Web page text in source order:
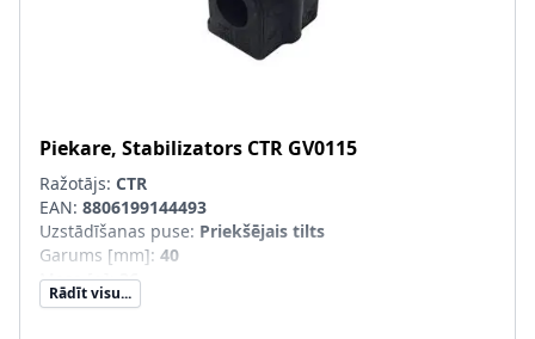
Piekare, Stabilizators CTR GV0115
Ražotājs: CTR
EAN: 8806199144493
Uzstādīšanas puse: Priekšējais tilts
Garums [mm]: 40
Masa [g]:36
Rādīt visu...